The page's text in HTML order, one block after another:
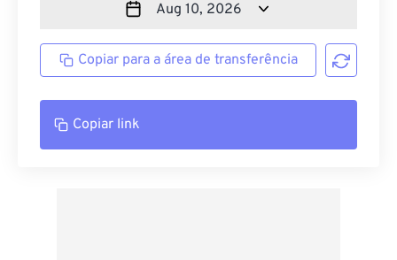
Copiar para a área de transferência
Copiar link